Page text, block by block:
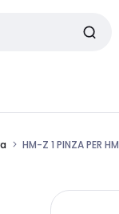
HM-Z 1 PINZA PER HM